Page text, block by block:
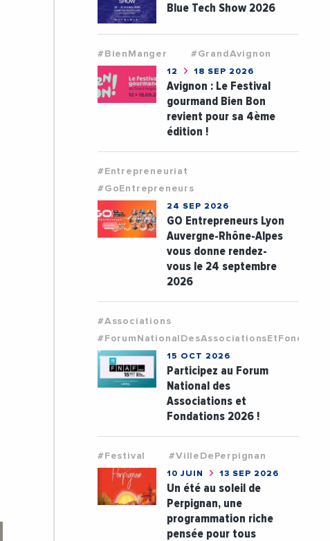
Blue Tech Show 2026
#BienManger #GrandAvignon
12 18 SEP 2026
Avignon : Le Festival
gourmand Bien Bon
revient pour sa 4ème
édition !
#Entrepreneuriat
#GoEntrepreneurs
24 SEP 2026
GO Entrepreneurs Lyon
Auvergne-Rhône-Alpes
vous donne rendez-
vous le 24 septembre
2026
#Associations
15 OCT 2026
Participez au Forum
National des
Associations et
Fondations 2026 !
#Festival #VilleDePerpignan
10 JUIN 13 SEP 2026
Un été au soleil de
Perpignan, une
programmation riche
pensée pour tous